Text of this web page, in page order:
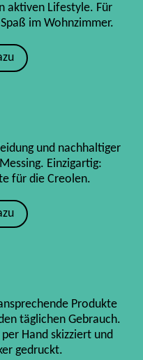
aktiven Lifestyle. Für
im Wohnzimmer.
und nachhaltiger
Einzigartig:
für die Creolen.
Produkte
täglichen Gebrauch.
Hand skizziert und
gedruckt.